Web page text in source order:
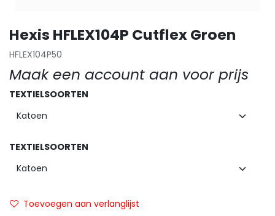
Hexis HFLEX104P Cutflex Groen
HFLEX104P50
Maak een account aan voor prijs
TEXTIELSOORTEN
TEXTIELSOORTEN
Toevoegen aan verlanglijst